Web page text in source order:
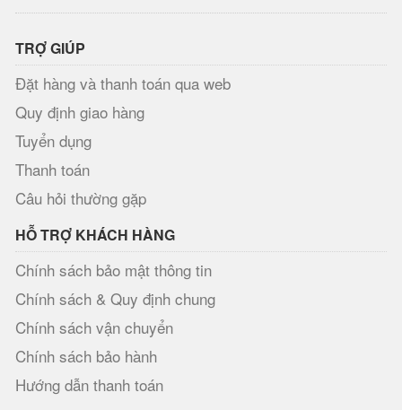
TRỢ GIÚP
Đặt hàng và thanh toán qua web
Quy định giao hàng
Tuyển dụng
Thanh toán
Câu hỏi thường gặp
HỖ TRỢ KHÁCH HÀNG
Chính sách bảo mật thông tin
Chính sách & Quy định chung
Chính sách vận chuyển
Chính sách bảo hành
Hướng dẫn thanh toán